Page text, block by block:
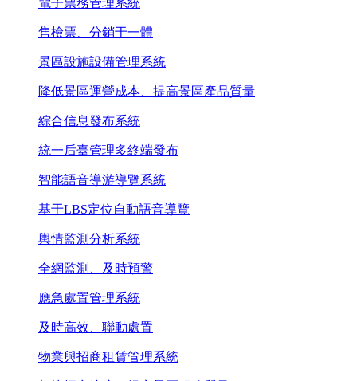
售檢票、分銷于一體
景區設施設備管理系統
降低景區運營成本、提高景區產品質量
綜合信息發布系統
統一后臺管理多終端發布
智能語音導游導覽系統
基于LBS定位自動語音導覽
輿情監測分析系統
全網監測、及時預警
應急處置管理系統
及時高效、聯動處置
物業與招商租賃管理系統